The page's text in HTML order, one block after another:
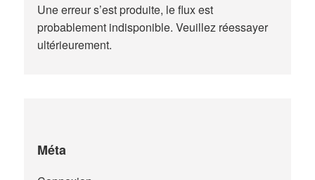
Une erreur s’est produite, le flux est
probablement indisponible. Veuillez réessayer
ultérieurement.
Méta